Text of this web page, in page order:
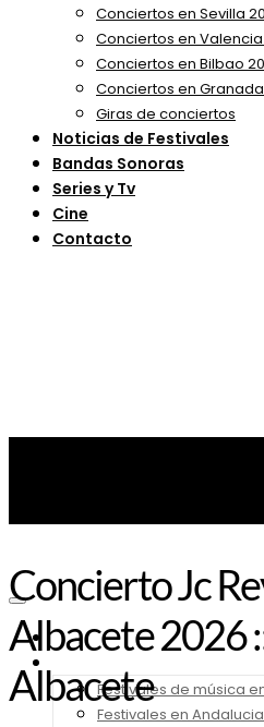
Conciertos en Sevilla
Conciertos en
Conciertos en Bilbao
Conciertos en
Giras de conciertos
Noticias de Festivales
Bandas Sonoras
Series y Tv
Cine
Contacto
Noticias
Festivales de música
Festivales en Andalucia
Concierto Jc
Albacete 2026
Albacete